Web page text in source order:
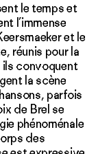
le temps et
l’immense
et le
réunis pour la
ils convoquent
la scène
parfois
de Brel se
phénoménale
des